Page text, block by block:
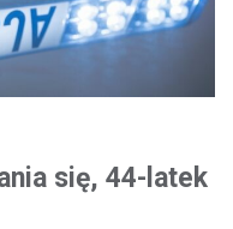
się, 44-latek